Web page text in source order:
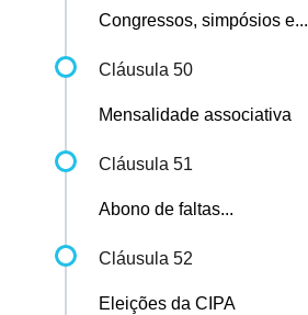
Congressos, simpósios e...
Cláusula 50
Mensalidade associativa
Cláusula 51
Abono de faltas...
Cláusula 52
Eleições da CIPA